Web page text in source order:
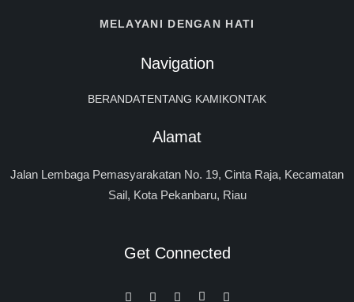
MELAYANI DENGAN HATI
Navigation
BERANDATENTANG KAMIKONTAK
Alamat
Jalan Lembaga Pemasyarakatan No. 19, Cinta Raja, Kecamatan
Sail, Kota Pekanbaru, Riau
Get Connected